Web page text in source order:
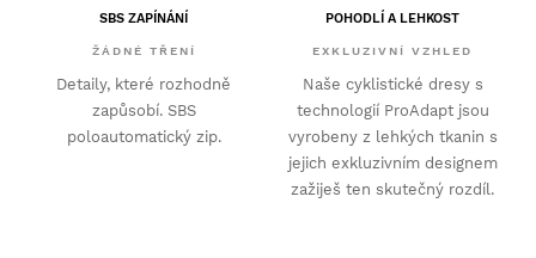
SBS ZAPÍNÁNÍ
ŽÁDNÉ TŘENÍ
Detaily, které rozhodně
zapůsobí. SBS
poloautomatický zip.
POHODLÍ A LEHKOST
EXKLUZIVNÍ VZHLED
Naše cyklistické dresy s
technologií ProAdapt jsou
vyrobeny z lehkých tkanin s
jejich exkluzivním designem
zažiješ ten skutečný rozdíl.